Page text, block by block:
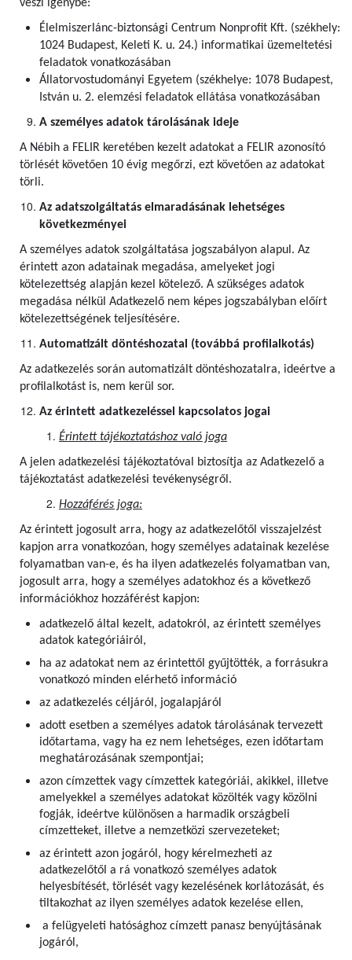
veszi igénybe:
Élelmiszerlánc-biztonsági Centrum Nonprofit Kft. (székhely:
1024 Budapest, Keleti K. u. 24.) informatikai üzemeltetési
feladatok vonatkozásában
Állatorvostudományi Egyetem (székhelye: 1078 Budapest,
István u. 2. elemzési feladatok ellátása vonatkozásában
A személyes adatok tárolásának ideje
A Nébih a FELIR keretében kezelt adatokat a FELIR azonosító
törlését követően 10 évig megőrzi, ezt követően az adatokat
törli.
Az adatszolgáltatás elmaradásának lehetséges
következményei
A személyes adatok szolgáltatása jogszabályon alapul. Az
érintett azon adatainak megadása, amelyeket jogi
kötelezettség alapján kezel kötelező. A szükséges adatok
megadása nélkül Adatkezelő nem képes jogszabályban előírt
kötelezettségének teljesítésére.
Automatizált döntéshozatal (továbbá profilalkotás)
Az adatkezelés során automatizált döntéshozatalra, ideértve a
profilalkotást is, nem kerül sor.
Az érintett adatkezeléssel kapcsolatos jogai
Érintett tájékoztatáshoz való joga
A jelen adatkezelési tájékoztatóval biztosítja az Adatkezelő a
tájékoztatást adatkezelési tevékenységről.
Hozzáférés joga:
Az érintett jogosult arra, hogy az adatkezelőtől visszajelzést
kapjon arra vonatkozóan, hogy személyes adatainak kezelése
folyamatban van-e, és ha ilyen adatkezelés folyamatban van,
jogosult arra, hogy a személyes adatokhoz és a következő
információkhoz hozzáférést kapjon:
adatkezelő által kezelt, adatokról, az érintett személyes
adatok kategóriáiról,
ha az adatokat nem az érintettől gyűjtötték, a forrásukra
vonatkozó minden elérhető információ
az adatkezelés céljáról, jogalapjáról
adott esetben a személyes adatok tárolásának tervezett
időtartama, vagy ha ez nem lehetséges, ezen időtartam
meghatározásának szempontjai;
azon címzettek vagy címzettek kategóriái, akikkel, illetve
amelyekkel a személyes adatokat közölték vagy közölni
fogják, ideértve különösen a harmadik országbeli
címzetteket, illetve a nemzetközi szervezeteket;
az érintett azon jogáról, hogy kérelmezheti az
adatkezelőtől a rá vonatkozó személyes adatok
helyesbítését, törlését vagy kezelésének korlátozását, és
tiltakozhat az ilyen személyes adatok kezelése ellen,
a felügyeleti hatósághoz címzett panasz benyújtásának
jogáról,